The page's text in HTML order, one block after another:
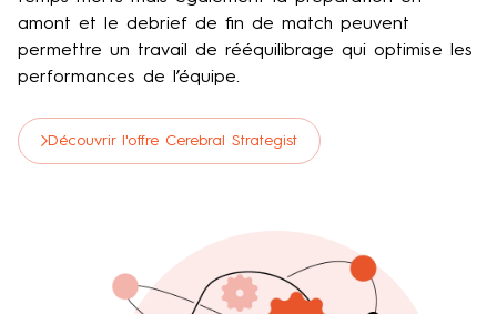
amont et le debrief de fin de match peuvent
permettre un travail de rééquilibrage qui optimise les
performances de l’équipe.
Découvrir l'offre Cerebral Strategist